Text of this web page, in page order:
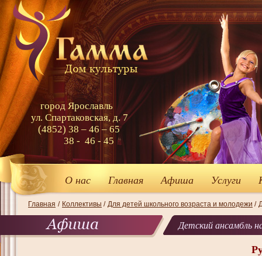
О нас Главная Афиша Услуги
город Ярославль
ул. Спартаковская, д. 7
(4852) 38 – 46 – 65
38 - 46 - 45
Главная / Коллективы / Для детей школьного возраста и молодежи /
Детский ансамбль